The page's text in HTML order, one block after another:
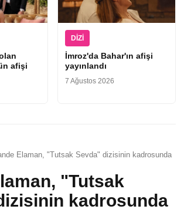
afişi
DIZI
İmroz'da Bahar'ın afişi
yayınlandı
7 Ağustos 2026
Elaman, "Tutsak Sevda" dizisinin kadrosunda
"Tutsak
kadrosunda